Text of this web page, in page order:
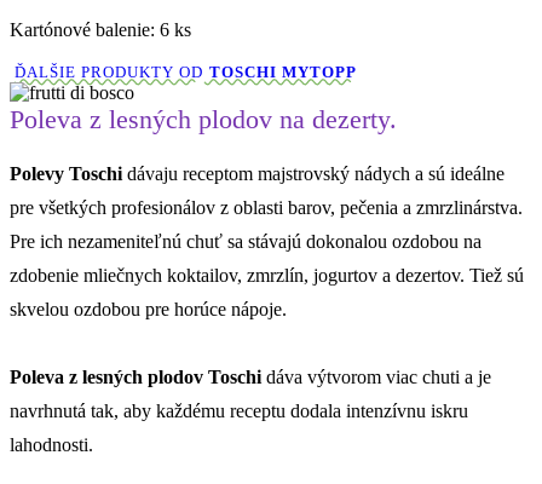
Kartónové balenie: 6 ks
ĎALŠIE PRODUKTY OD TOSCHI MYTOPP
Poleva z lesných plodov na dezerty.
Polevy Toschi dávaju receptom majstrovský nádych a sú ideálne
pre všetkých profesionálov z oblasti barov, pečenia a zmrzlinárstva.
Pre ich nezameniteľnú chuť sa stávajú dokonalou ozdobou na
zdobenie mliečnych koktailov, zmrzlín, jogurtov a dezertov. Tiež sú
skvelou ozdobou pre horúce nápoje.
Poleva z lesných plodov Toschi dáva výtvorom viac chuti a je
navrhnutá tak, aby každému receptu dodala intenzívnu iskru
lahodnosti.